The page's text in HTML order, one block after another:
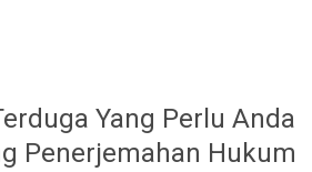
Yang Perlu Anda
Penerjemahan Hukum